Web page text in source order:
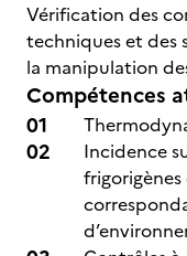
Vérification des
techniques et des
la manipulation
Compétences
Incidence